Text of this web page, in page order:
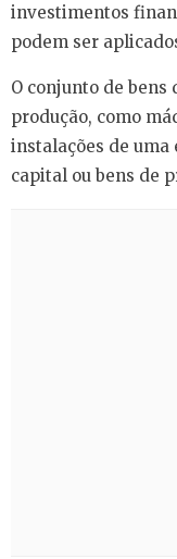
investimentos
podem ser
O conjunto de bens
produção, como
instalações de uma
capital ou bens de